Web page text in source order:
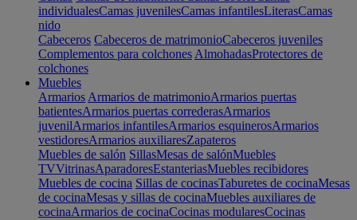
individualesCamas juvenilesCamas infantilesLiterasCamas
nido
Cabeceros Cabeceros de matrimonioCabeceros juveniles
Complementos para colchones AlmohadasProtectores de
colchones
Muebles
Armarios Armarios de matrimonioArmarios puertas
batientesArmarios puertas correderasArmarios
juvenilArmarios infantilesArmarios esquinerosArmarios
vestidoresArmarios auxiliaresZapateros
Muebles de salón SillasMesas de salónMuebles
TVVitrinasAparadoresEstanteriasMuebles recibidores
Muebles de cocina Sillas de cocinasTaburetes de cocinaMesas
de cocinaMesas y sillas de cocinaMuebles auxiliares de
cocinaArmarios de cocinaCocinas modularesCocinas